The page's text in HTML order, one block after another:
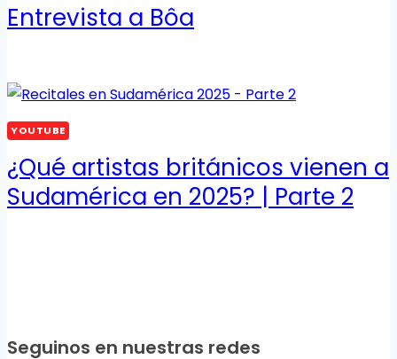
Entrevista a Bôa
YOUTUBE
¿Qué artistas británicos vienen a
Sudamérica en 2025? | Parte 2
Seguinos en nuestras redes